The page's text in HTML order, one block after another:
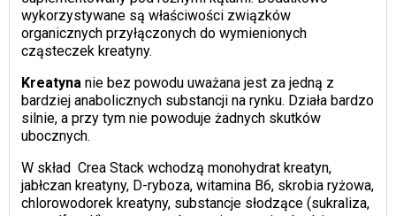
wykorzystywane są właściwości związków
organicznych przyłączonych do wymienionych
cząsteczek kreatyny.
Kreatyna nie bez powodu uważana jest za jedną z
bardziej anabolicznych substancji na rynku. Działa bardzo
silnie, a przy tym nie powoduje żadnych skutków
ubocznych.
W skład Crea Stack wchodzą monohydrat kreatyn,
jabłczan kreatyny, D-ryboza, witamina B6, skrobia ryżowa,
chlorowodorek kreatyny, substancje słodzące (sukraliza,